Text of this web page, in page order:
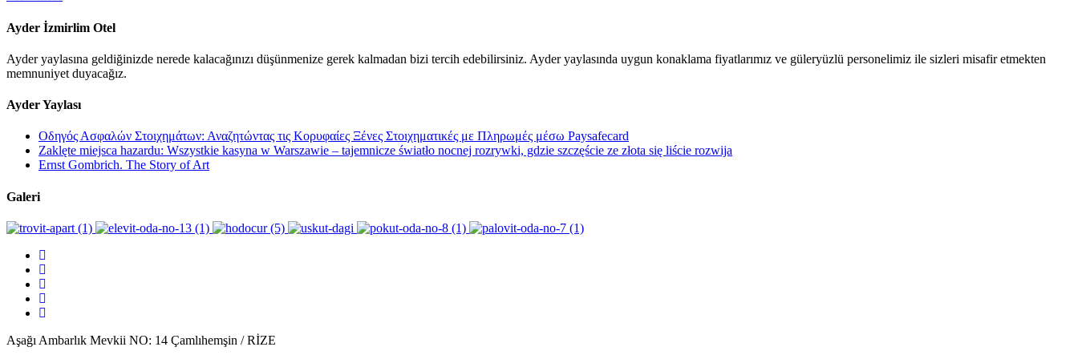
Ayder İzmirlim Otel
Ayder yaylasına geldiğinizde nerede kalacağınızı düşünmenize gerek kalmadan bizi tercih edebilirsiniz. Ayder yaylasında uygun konaklama fiyatlarımız ve güleryüzlü personelimiz ile sizleri misafir etmekten
memnuniyet duyacağız.
Ayder Yaylası
Οδηγός Ασφαλών Στοιχημάτων: Αναζητώντας τις Κορυφαίες Ξένες Στοιχηματικές με Πληρωμές μέσω Paysafecard
Zaklęte miejsca hazardu: Wszystkie kasyna w Warszawie – tajemnicze światło nocnej rozrywki, gdzie szczęście ze złota się liście rozwija
Ernst Gombrich. The Story of Art
Galeri
Aşağı Ambarlık Mevkii NO: 14 Çamlıhemşin / RİZE